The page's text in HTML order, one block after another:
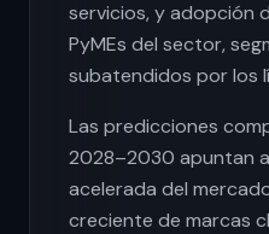
servicios, y adopción
PyMEs del sector,
subatendidos por los
Las predicciones
2028–2030 apuntan
acelerada del
creciente de marcas